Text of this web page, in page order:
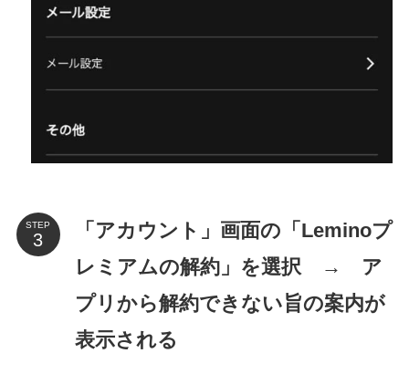
STEP
「アカウント」画面の「Leminoプ
レミアムの解約」を選択 → ア
プリから解約できない旨の案内が
表示される